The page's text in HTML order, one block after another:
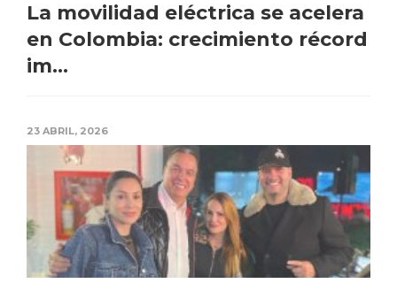
La movilidad eléctrica se acelera
en Colombia: crecimiento récord
im...
23 ABRIL, 2026